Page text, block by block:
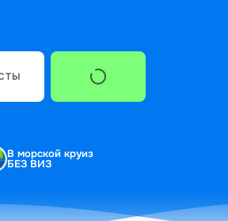
В морской круиз
БЕЗ ВИЗ